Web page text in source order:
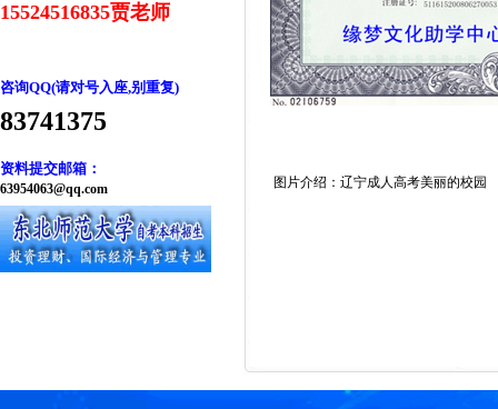
15524516835贾老师
咨询QQ(请对号入座,别重复)
83741375
资料提交邮箱：
63954063@qq.com 图片介绍：辽宁成人高考美丽的校园